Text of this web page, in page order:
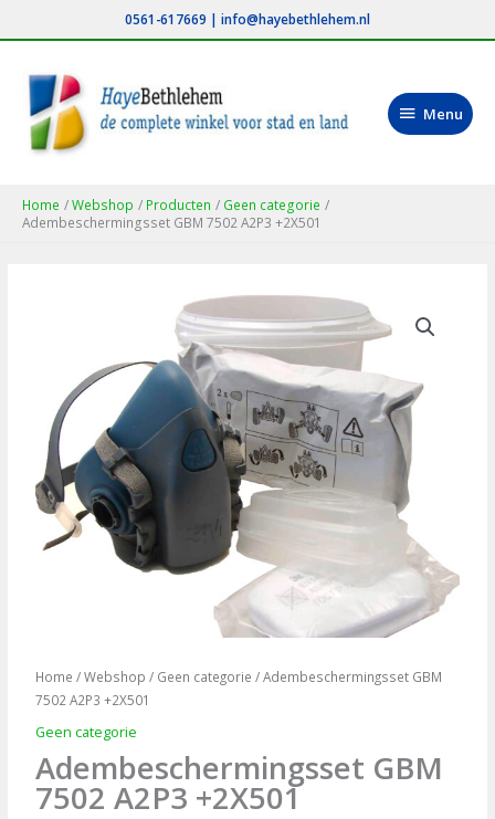
naar
inhoud
0561-617669 | info@hayebethlehem.nl
Menu
Menu
Home Webshop Producten
Geen categorie
Adembeschermingsset GBM 7502 A2P3 +2X501
Home /Webshop / Geen categorie / Adembeschermingsset GBM
7502 A2P3 +2X501
Geen categorie
Adembeschermingsset GBM
7502 A2P3 +2X501